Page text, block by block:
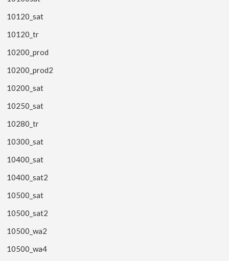
10120_sat
10120_tr
10200_prod
10200_prod2
10200_sat
10250_sat
10280_tr
10300_sat
10400_sat
10400_sat2
10500_sat
10500_sat2
10500_wa2
10500_wa4